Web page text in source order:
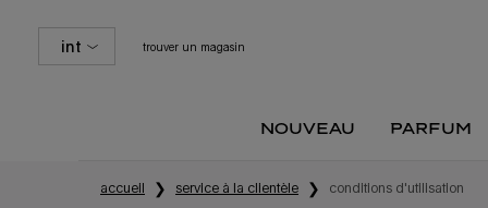
int trouver un magasin
nouveau parfum
accueil
service à la clientèle conditions d'utilisation